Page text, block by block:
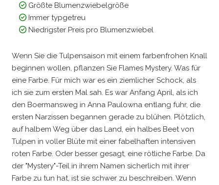
Größte Blumenzwiebelgröße
Immer typgetreu
Niedrigster Preis pro Blumenzwiebel
Wenn Sie die Tulpensaison mit einem farbenfrohen Knall
beginnen wollen, pflanzen Sie Flames Mystery. Was für
eine Farbe. Für mich war es ein ziemlicher Schock, als
ich sie zum ersten Mal sah. Es war Anfang April, als ich
den Boermansweg in Anna Paulowna entlang fuhr, die
ersten Narzissen begannen gerade zu blühen. Plötzlich,
auf halbem Weg über das Land, ein halbes Beet von
Tulpen in voller Blüte mit einer fabelhaften intensiven
roten Farbe. Oder besser gesagt, eine rötliche Farbe. Da
der "Mystery"-Teil in ihrem Namen sicherlich mit ihrer
Farbe zu tun hat, ist sie schwer zu beschreiben. Wenn